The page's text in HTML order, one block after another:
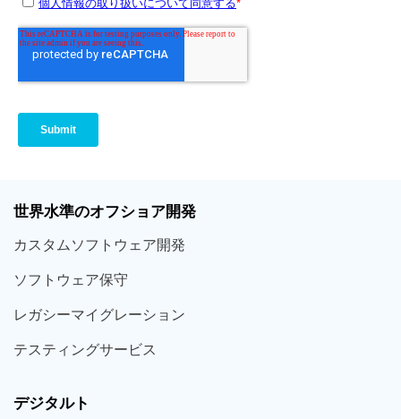
世界水準のオフショア開発
カスタムソフトウェア開発
ソフト ウェア保守
レガシーマイグレーション
テスティングサービス
デジタルト